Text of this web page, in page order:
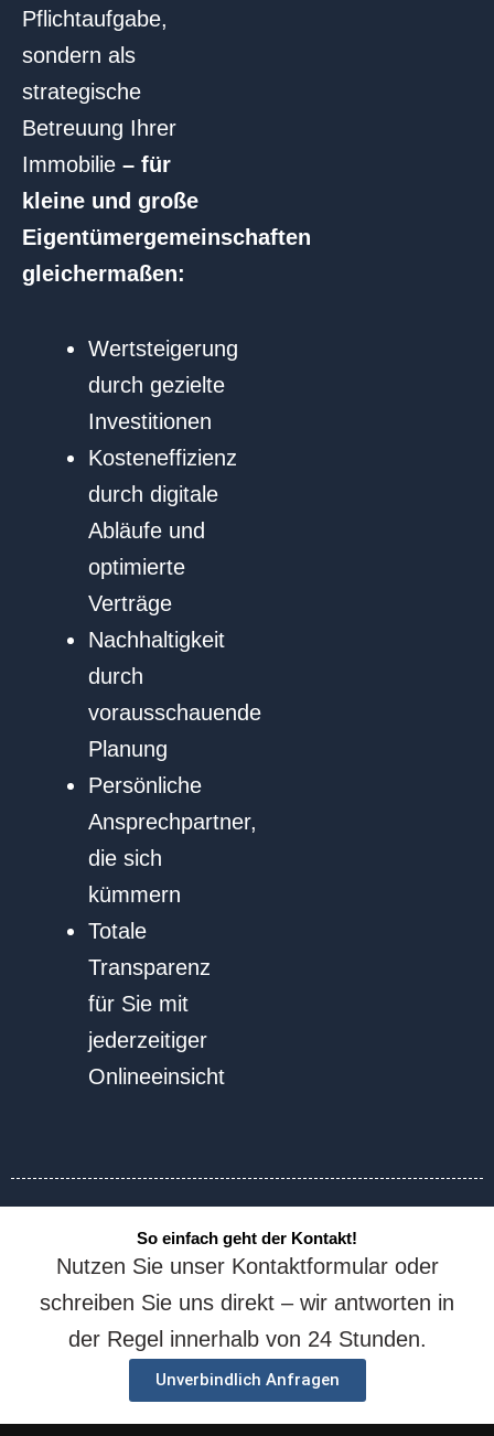
Pflichtaufgabe,
sondern als
strategische
Betreuung Ihrer
Immobilie – für
kleine und große
Eigentümergemeinschaften
gleichermaßen:
Wertsteigerung
durch gezielte
Investitionen
Kosteneffizienz
durch digitale
Abläufe und
optimierte
Verträge
Nachhaltigkeit
durch
vorausschauende
Planung
Persönliche
Ansprechpartner,
die sich
kümmern
Totale
Transparenz
für Sie mit
jederzeitiger
Onlineeinsicht
So einfach geht der Kontakt!
Nutzen Sie unser Kontaktformular oder
schreiben Sie uns direkt – wir antworten in
der Regel innerhalb von 24 Stunden.
Unverbindlich Anfragen